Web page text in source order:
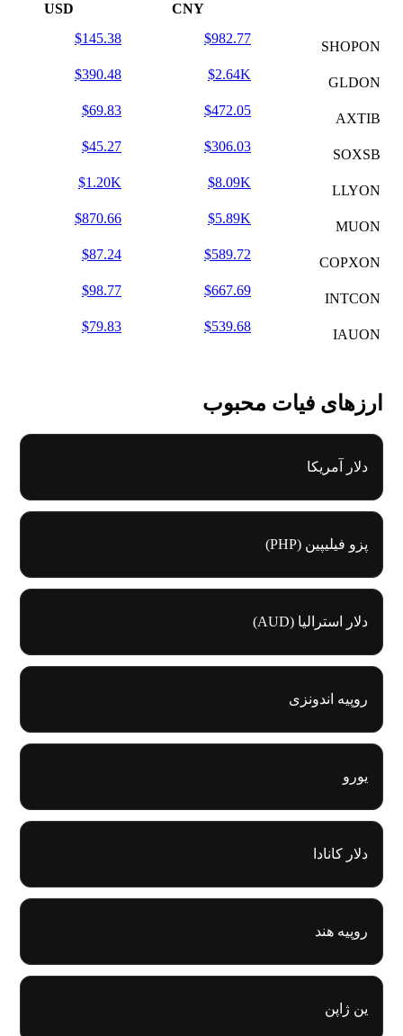
CNY
USD
SHOPON
$982.77
$145.38
GLDON
$2.64K
$390.48
AXTIB
$472.05
$69.83
SOXSB
$306.03
$45.27
LLYON
$8.09K
$1.20K
MUON
$5.89K
$870.66
COPXON
$589.72
$87.24
INTCON
$667.69
$98.77
IAUON
$539.68
$79.83
ارزهای فیات محبوب
دلار آمریکا
پزو فیلیپین (PHP)
دلار استرالیا (AUD)
روپیه اندونزی
یورو
دلار کانادا
روپیه هند
ین ژاپن